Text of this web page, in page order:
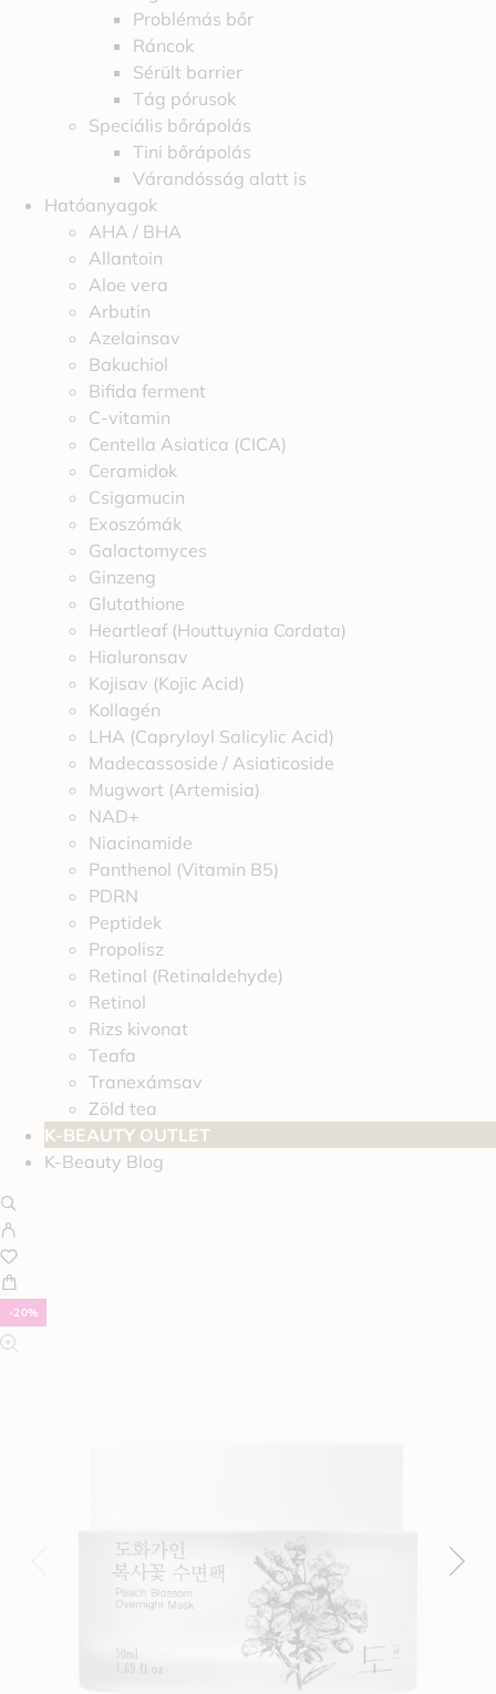
Problémás bőr
Ráncok
Sérült barrier
Tág pórusok
Speciális bőrápolás
Tini bőrápolás
Várandósság alatt is
Hatóanyagok
AHA / BHA
Allantoin
Aloe vera
Arbutin
Azelainsav
Bakuchiol
Bifida ferment
C-vitamin
Centella Asiatica (CICA)
Ceramidok
Csigamucin
Exoszómák
Galactomyces
Ginzeng
Glutathione
Heartleaf (Houttuynia Cordata)
Hialuronsav
Kojisav (Kojic Acid)
Kollagén
LHA (Capryloyl Salicylic Acid)
Madecassoside / Asiaticoside
Mugwort (Artemisia)
NAD+
Niacinamide
Panthenol (Vitamin B5)
PDRN
Peptidek
Propolisz
Retinal (Retinaldehyde)
Retinol
Rizs kivonat
Teafa
Tranexámsav
Zöld tea
K-BEAUTY OUTLET
K-Beauty Blog
-20%